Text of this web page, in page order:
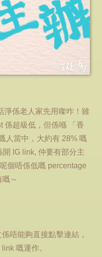
淨係老人家先用㗎咋！雖
係超級低，但係喺 「香
人當中，大約有 28% 嘅
IG link, 仲要有部分主
個唔係低嘅 percentage
～
唔能夠直接點擊連結，
嘅運作。